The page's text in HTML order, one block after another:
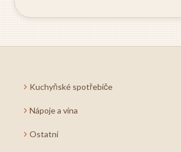
Kuchyňské spotřebiče
Nápoje a vína
Ostatní